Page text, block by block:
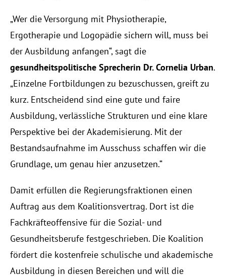
Experts
„Wer die Versorgung mit Physiotherapie,
Ergotherapie und Logopädie sichern will, muss bei
gesundheitspolitische Sprecherin Dr. Cornelia Urban.
„Einzelne Fortbildungen zu bezuschussen, greift zu
kurz. Entscheidend sind eine gute und faire
Ausbildung, verlässliche Strukturen und eine klare
Perspektive bei der Akademisierung. Mit der
Bestandsaufnahme im Ausschuss schaffen wir die
Grundlage, um genau hier anzusetzen.“
Damit erfüllen die Regierungsfraktionen einen
Auftrag aus dem Koalitionsvertrag. Dort ist die
Fachkräfteoffensive für die Sozial- und
Gesundheitsberufe festgeschrieben. Die Koalition
fördert die kostenfreie schulische und akademische
Ausbildung in diesen Bereichen und will die